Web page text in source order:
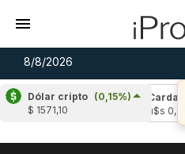
8/8/2026
Dólar cripto (0,15%)
$ 1571,10
(1,59%)
Cardano (-
u$s 0,20